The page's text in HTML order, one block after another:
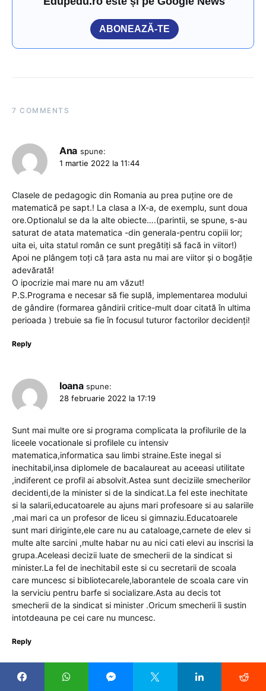
ABONEAZĂ-TE
7 COMMENTS
Ana spune:
1 martie 2022 la 11:44
Clasele de pedagogic din Romania au prea puține ore de
matematică pe sapt.! La clasa a IX-a, de exemplu, sunt doua
ore.Optionalul se da la alte obiecte….(parintii, se spune, s-au
saturat de atata matematica -din generala-pentru copiii lor;
uita ei, uita statul român ce sunt pregătiți să facă in viitor!)
Apoi ne plângem toți că țara asta nu mai are viitor și o bogăție
adevărată!
O ipocrizie mai mare nu am văzut!
P.S.Programa e necesar să fie suplă, implementarea modului
de gândire (formarea gândirii critice-mult doar citată în ultima
perioada ) trebuie sa fie în focusul tuturor factorilor decidenți!
Reply
Ioana spune:
28 februarie 2022 la 17:19
Sunt mai multe ore si programa complicata la profilurile de la
liceele vocationale si profilele cu intensiv
matematica,informatica sau limbi straine.Este inegal si
inechitabil,insa diplomele de bacalaureat au aceeasi utilitate
,indiferent ce profil ai absolvit.Astea sunt deciziile smecherilor
decidenti,de la minister si de la sindicat.La fel este inechitate
si la salarii,educatoarele au ajuns mari profesoare si au salariile
,mai mari ca un profesor de liceu si gimnaziu.Educatoarele
sunt mari diriginte,ele care nu au cataloage,carnete de elev si
multe alte sarcini ,multe habar nu au nici cati elevi au inscrisi la
grupa.Aceleasi decizii luate de smecherii de la sindicat si
minister.La fel de inechitabil este si cu secretarii de scoala
care muncesc si bibliotecarele,laborantele de scoala care vin
la serviciu pentru barfe si socializare.Asta au decis tot
smecherii de la sindicat si minister .Oricum smecherii îi sustin
intotdeauna pe cei care nu muncesc.
Reply
Mari